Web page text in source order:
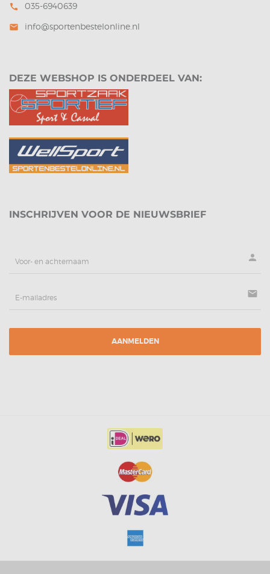
call 035-6940639
mail info@sportenbestelonline.nl
DEZE WEBSHOP IS ONDERDEEL VAN:
INSCHRIJVEN VOOR DE NIEUWSBRIEF
person
mail
AANMELDEN